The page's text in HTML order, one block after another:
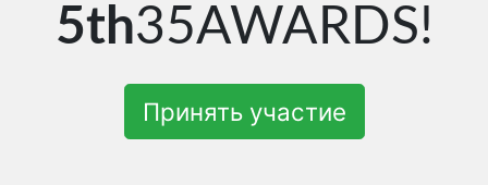
5th35AWARDS!
Принять участие